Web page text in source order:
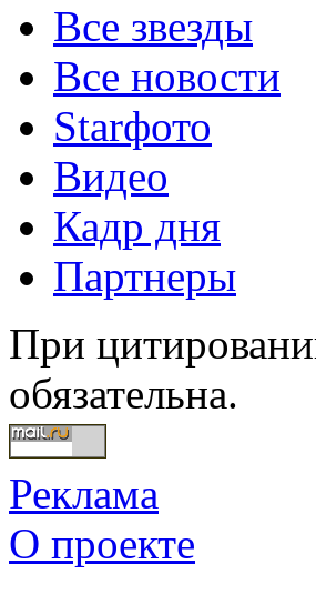
Все звезды
Все новости
Starфото
Видео
Кадр дня
Партнеры
При
обязательна.
Реклама
О проекте